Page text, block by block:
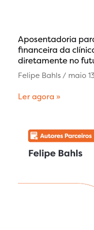
Aposentadoria
financeira da
diretamente no
Felipe Bahls maio
Ler agora »